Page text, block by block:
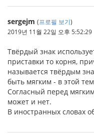
sergejm (프로필 보기)
2019년 11월 22일 오후 5:52:29
Твёрдый знак
приставки то корня,
называется твёрдым
быть мягким - в этой
Согласный перед
может и нет.
В иностранных словах